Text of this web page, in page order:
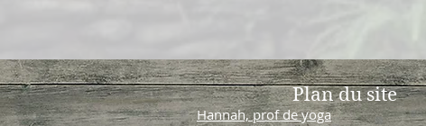
Plan du site
Hannah, prof de yoga